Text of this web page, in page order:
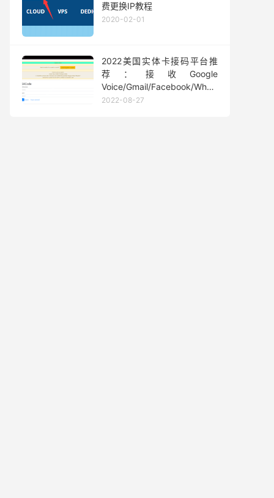
费更换IP教程
2020-02-01
2022美国实体卡接码平台推
荐：接收Google
Voice/Gmail/Facebook/Whatsapp
等短信验证码
2022-08-27